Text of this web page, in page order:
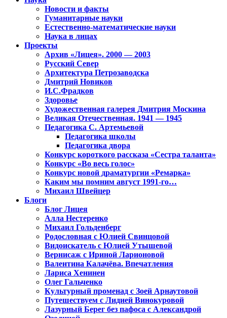
Новости и факты
Гуманитарные науки
Естественно-математические науки
Наука в лицах
Проекты
Архив «Лицея». 2000 — 2003
Русский Север
Архитектура Петрозаводска
Дмитрий Новиков
И.С.Фрадков
Здоровье
Художественная галерея Дмитрия Москина
Великая Отечественная. 1941 — 1945
Педагогика С. Артемьевой
Педагогика школы
Педагогика двора
Конкурс короткого рассказа «Сестра таланта»
Конкурс «Во весь голос»
Конкурс новой драматургии «Ремарка»
Каким мы помним август 1991-го…
Михаил Швейцер
Блоги
Блог Лицея
Алла Нестеренко
Михаил Гольденберг
Родословная с Юлией Свинцовой
Видоискатель с Юлией Утышевой
Вернисаж с Ириной Ларионовой
Валентина Калачёва. Впечатления
Лариса Хенинен
Олег Гальченко
Культурный променад с Зоей Арнаутовой
Путешествуем с Лидией Винокуровой
Лазурный Берег без пафоса с Александрой